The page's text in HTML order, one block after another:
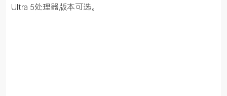
Ultra 5处理器版本可选。